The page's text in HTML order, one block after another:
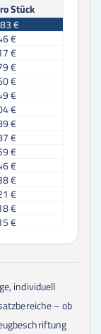
Stück
€
€
€
€
€
€
€
€
€
€
€
€
€
€
€
€
€
€
€
individuell
– ob